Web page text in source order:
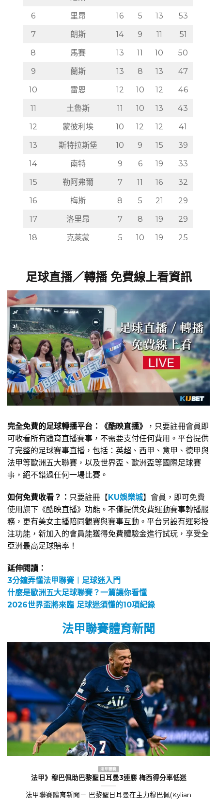
6
里昂 16 5 13
53
7
朗斯 14 9 11
51
8
馬賽 13 11 10
50
9
蘭斯 13 8 13
47
10
雷恩 12 10 12
46
11
土魯斯 11 10 13
43
12
蒙彼利埃 10 12 12
41
13
斯特拉斯堡 10 9 15
39
14
南特 9 6 19
33
15
勒阿弗爾 7 11 16
32
16
梅斯 8 5 21
29
17
洛里昂 7 8 19
29
18
克萊蒙 5 10 19 25
足球直播／轉播 免費線上看資訊
完全免費的足球轉播平台：《酷映直播》
，只要註冊會員即
可收看所有體育直播賽事，不需要支付任何費用。平台提供
了完整的足球賽事直播，包括：英超、西甲、意甲、德甲與
法甲等歐洲五大聯賽，以及世界盃、歐洲盃等國際足球賽
事，絕不錯過任何一場比賽。
如何免費收看？： 只要註冊【KU娛樂城】會員，即可免費
使用旗下《酷映直播》功能。不僅提供免費運動賽事轉播服
務，更有美女主播陪同觀賽與賽事互動。平台另設有運彩投
注功能，新加入的會員能獲得免費體驗金進行試玩，享受全
亞洲最高足球賠率！
延伸閱讀：
3分鐘弄懂法甲聯賽︱足球迷入門
什麼是歐洲五大足球聯賽？一篇讓你看懂
2026世界盃將來臨 足球迷須懂的10項紀錄
法甲聯賽體育新聞
法甲聯賽
法甲》穆巴佩助巴黎聖日耳曼3連勝 梅西得分率低迷
法甲聯賽體育新聞－ 巴黎聖日耳曼在主力穆巴佩(Kylian